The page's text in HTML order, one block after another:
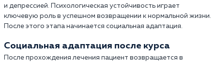
и депрессией. Психологическая устойчивость играет
ключевую роль в успешном возвращении к нормальной жизни.
После этого этапа начинается социальная адаптация.
Социальная адаптация после курса
После прохождения лечения пациент возвращается в